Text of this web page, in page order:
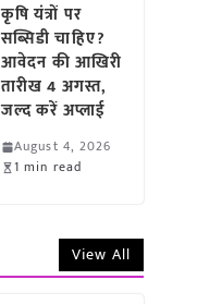
कृषि यंत्रों पर
सब्सिडी चाहिए?
आवेदन की आखिरी
तारीख 4 अगस्त,
जल्द करें अप्लाई
August 4, 2026
1 min read
View All